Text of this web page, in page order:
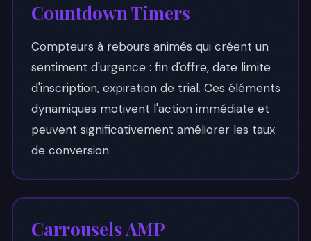
Countdown Timers
Compteurs à rebours animés qui créent un
sentiment d'urgence : fin d'offre, date limite
d'inscription, expiration de trial. Ces éléments
dynamiques motivent l'action immédiate et
peuvent significativement améliorer les taux
de conversion.
Carrousels AMP